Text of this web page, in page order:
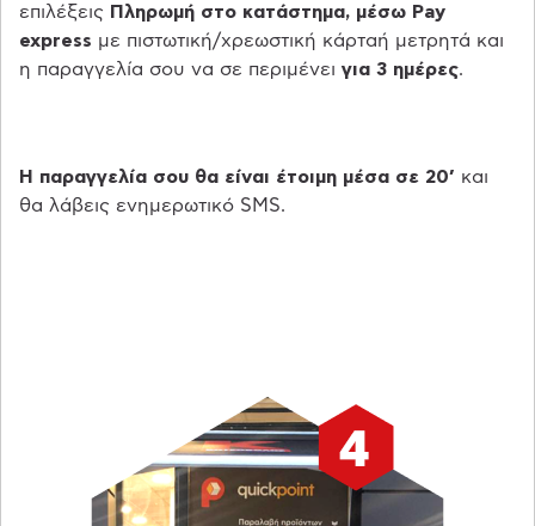
επιλέξεις Πληρωμή στο κατάστημα, μέσω Pay
express με πιστωτική/χρεωστική κάρταή μετρητά και
η παραγγελία σου να σε περιμένει για 3 ημέρες.
Η παραγγελία σου θα είναι έτοιμη μέσα σε 20’ και
θα λάβεις ενημερωτικό SMS.